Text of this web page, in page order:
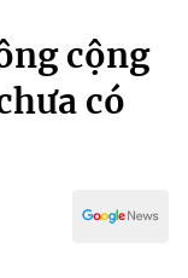
cộng
có